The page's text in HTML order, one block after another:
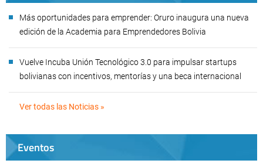
Más oportunidades para emprender: Oruro inaugura una nueva
edición de la Academia para Emprendedores Bolivia
Vuelve Incuba Unión Tecnológico 3.0 para impulsar startups
bolivianas con incentivos, mentorías y una beca internacional
Ver todas las Noticias »
Eventos